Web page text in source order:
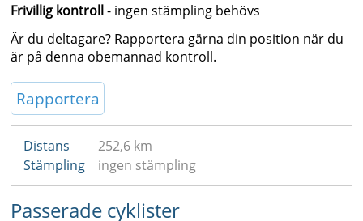
Frivillig kontroll- ingen stämpling behövs
Är du deltagare? Rapportera gärna din position när du
är på denna obemannad kontroll.
Rapportera
Distans
252,6 km
Stämpling
ingen stämpling
Passerade cyklister